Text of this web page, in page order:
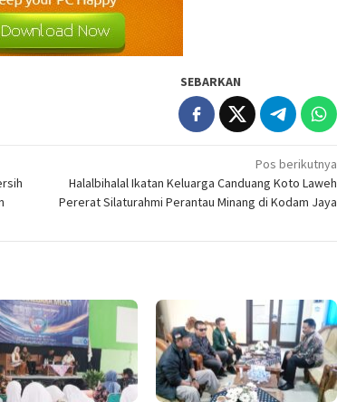
SEBARKAN
Pos berikutnya
Halalbihalal Ikatan Keluarga Canduang Koto Laweh
Pererat Silaturahmi Perantau Minang di Kodam Jaya